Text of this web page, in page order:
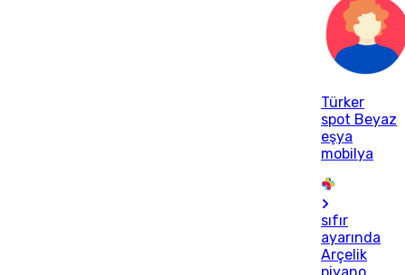
Türker
spot Beyaz
eşya
mobilya
sıfır
ayarında
Arçelik